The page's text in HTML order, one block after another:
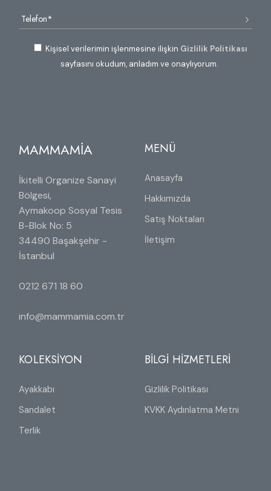
Kişisel verilerimin işlenmesine ilişkin Gizlilik Politikası
sayfasını okudum, anladım ve onaylıyorum.
MAMMAMİA
İkitelli Organize Sanayi
Bölgesi,
Aymakoop Sosyal Tesis
B-Blok No: 5
34490 Başakşehir -
İstanbul
0212 671 18 60
info@mammamia.com.tr
MENÜ
Anasayfa
Hakkımızda
Satış Noktaları
İletişim
KOLEKSİYON
Ayakkabı
Sandalet
Terlik
BİLGİ HİZMETLERİ
Gizlilik Politikası
KVKK Aydınlatma Metni